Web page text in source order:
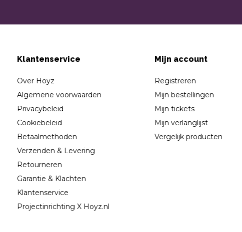
Klantenservice
Over Hoyz
Algemene voorwaarden
Privacybeleid
Cookiebeleid
Betaalmethoden
Verzenden & Levering
Retourneren
Garantie & Klachten
Klantenservice
Projectinrichting X Hoyz.nl
Mijn account
Registreren
Mijn bestellingen
Mijn tickets
Mijn verlanglijst
Vergelijk producten